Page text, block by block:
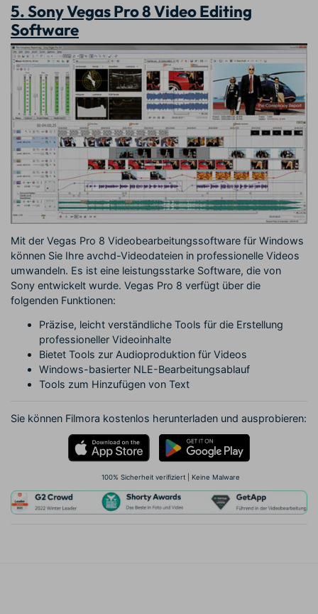
5. Sony Vegas Pro 8 Video Editing
Software
Mit der Vegas Pro 8 Videobearbeitungssoftware für Windows
können Sie Ihre avchd-Videodateien in professionelle Videos
umwandeln. Es ist eine leistungsstarke Software, die von
Sony entwickelt wurde. Vegas Pro 8 verfügt über die
folgenden Funktionen:
Präzise, leicht verständliche Tools für die Erstellung
professioneller Videoinhalte
Bietet Tools zur Audioproduktion für Videos
Windows-basierter NLE-Bearbeitungsablauf
Tools zum Hinzufügen von Text
Sie können Filmora kostenlos herunterladen und ausprobieren:
100% Sicherheit verifiziert | Keine Malware